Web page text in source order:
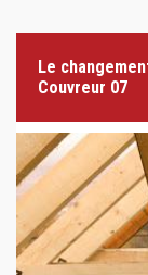
Le
Couvreur 07